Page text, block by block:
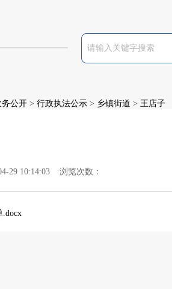
务公开 > 行政执法公示 > 乡镇街道 > 王店子
29 10:14:03 浏览次数：
.docx